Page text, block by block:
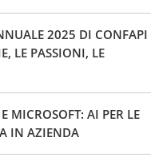
2025 DI CONFAPI
LE PASSIONI, LE
MICROSOFT: AI PER LE
IN AZIENDA